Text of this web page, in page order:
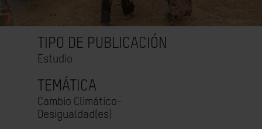
TIPO DE PUBLICACIÓN
Estudio
TEMÁTICA
Cambio Climático-
Desigualdad(es)